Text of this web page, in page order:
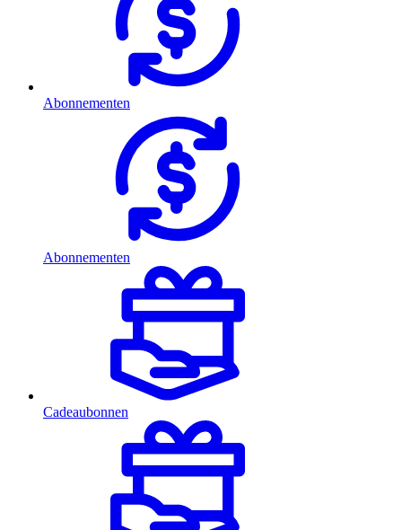
Abonnementen
Abonnementen
Cadeaubonnen